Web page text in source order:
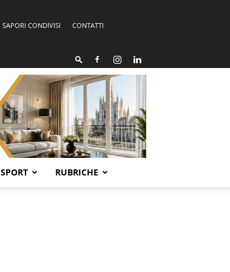
SAPORI CONDIVISI
CONTATTI
SPORT RUBRICHE